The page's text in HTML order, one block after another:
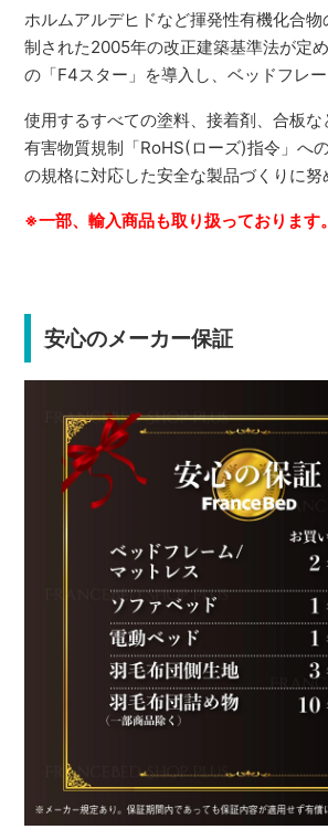
ホルムアルデヒドなど揮発性有機化合
制された2005年の改正建築基準法が定
の「F4スター」を導入し、ベッドフレー
使用するすべての塗料、接着剤、合板
有害物質規制「RoHS(ローズ)指令」へ
の規格に対応した安全な製品づくりに努
※一部、輸入商品も取り扱っております。
安心のメーカー保証